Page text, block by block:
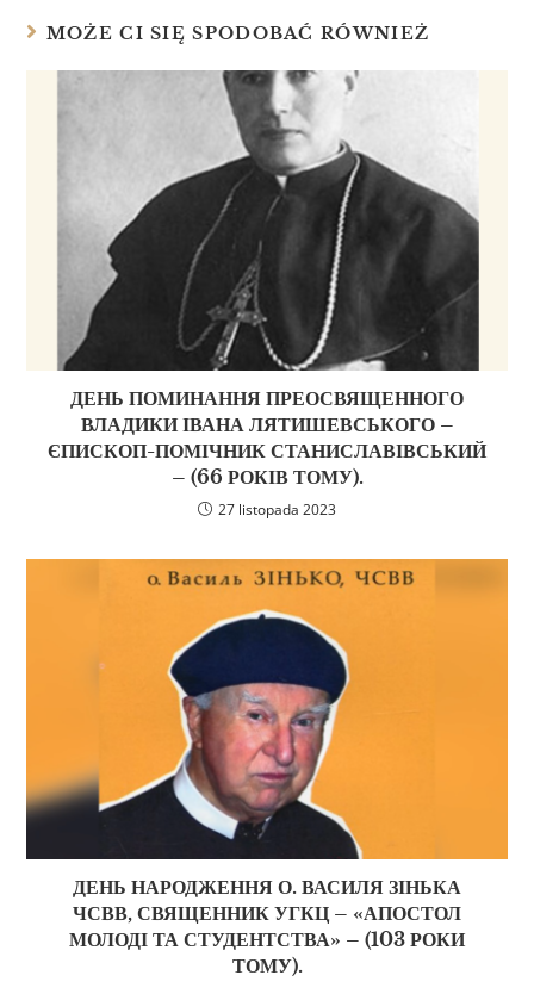
MOŻE CI SIĘ SPODOBAĆ RÓWNIEŻ
ДЕНЬ ПОМИНАННЯ ПРЕОСВЯЩЕННОГО
ВЛАДИКИ ІВАНА ЛЯТИШЕВСЬКОГО –
ЄПИСКОП-ПОМІЧНИК СТАНИСЛАВІВСЬКИЙ
– (66 РОКІВ ТОМУ).
27 listopada 2023
ДЕНЬ НАРОДЖЕННЯ О. ВАСИЛЯ ЗІНЬКА
ЧСВВ, СВЯЩЕННИК УГКЦ – «АПОСТОЛ
МОЛОДІ ТА СТУДЕНТСТВА» – (103 РОКИ
ТОМУ).